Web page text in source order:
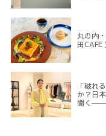
丸の内
田CAFE
「破れ
か？日
聞く――